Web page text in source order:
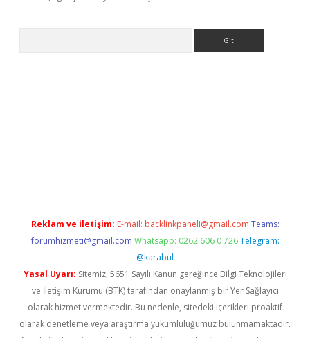
Reklam ve İletişim: E-mail: backlinkpaneli@gmail.com Teams:
forumhizmeti@gmail.com Whatsapp: 0262 606 0 726 Telegram:
@karabul
Yasal Uyarı: Sitemiz, 5651 Sayılı Kanun gereğince Bilgi Teknolojileri
ve İletişim Kurumu (BTK) tarafından onaylanmış bir Yer Sağlayıcı
olarak hizmet vermektedir. Bu nedenle, sitedeki içerikleri proaktif
olarak denetleme veya araştırma yükümlülüğümüz bulunmamaktadır.